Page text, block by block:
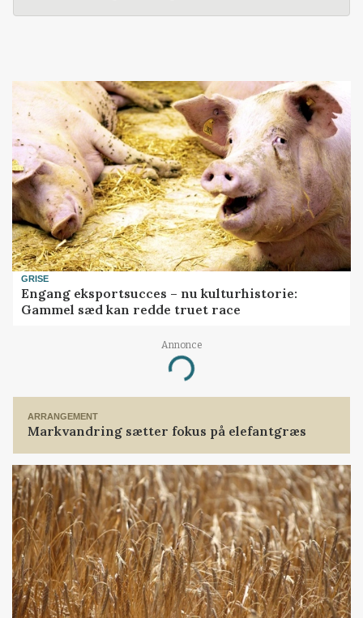
GRISE
Engang eksportsucces – nu kulturhistorie:
Gammel sæd kan redde truet race
Annonce
Loading...
ARRANGEMENT
Markvandring sætter fokus på elefantgræs